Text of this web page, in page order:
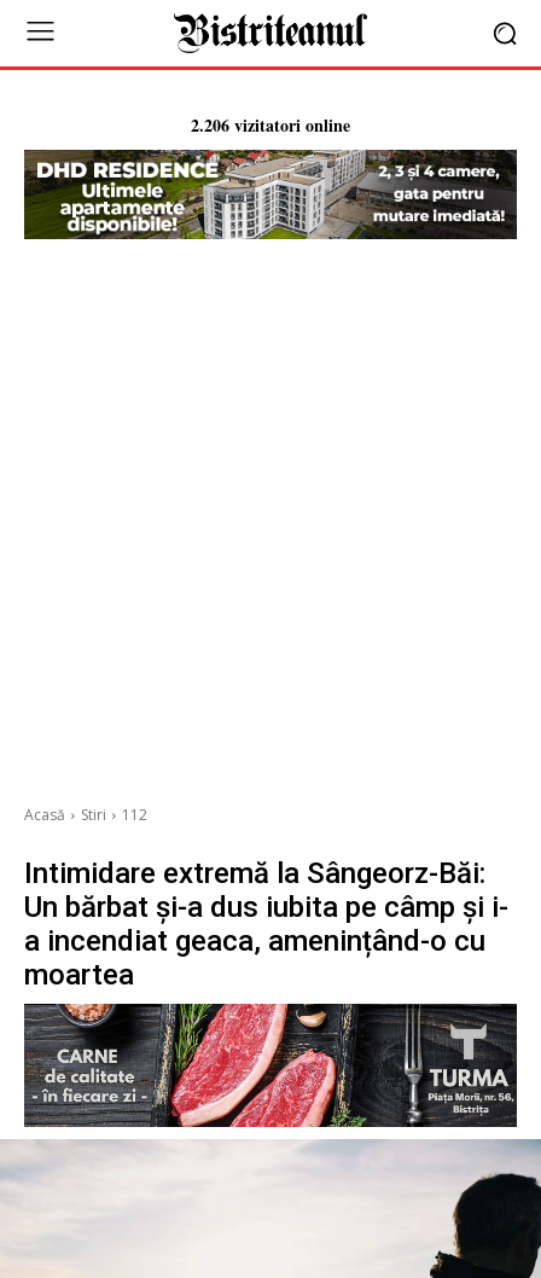
2.206 vizitatori online
Acasă Stiri 112
Intimidare extremă la Sângeorz-Băi:
Un bărbat și-a dus iubita pe câmp și i-
a incendiat geaca, amenințând-o cu
moartea